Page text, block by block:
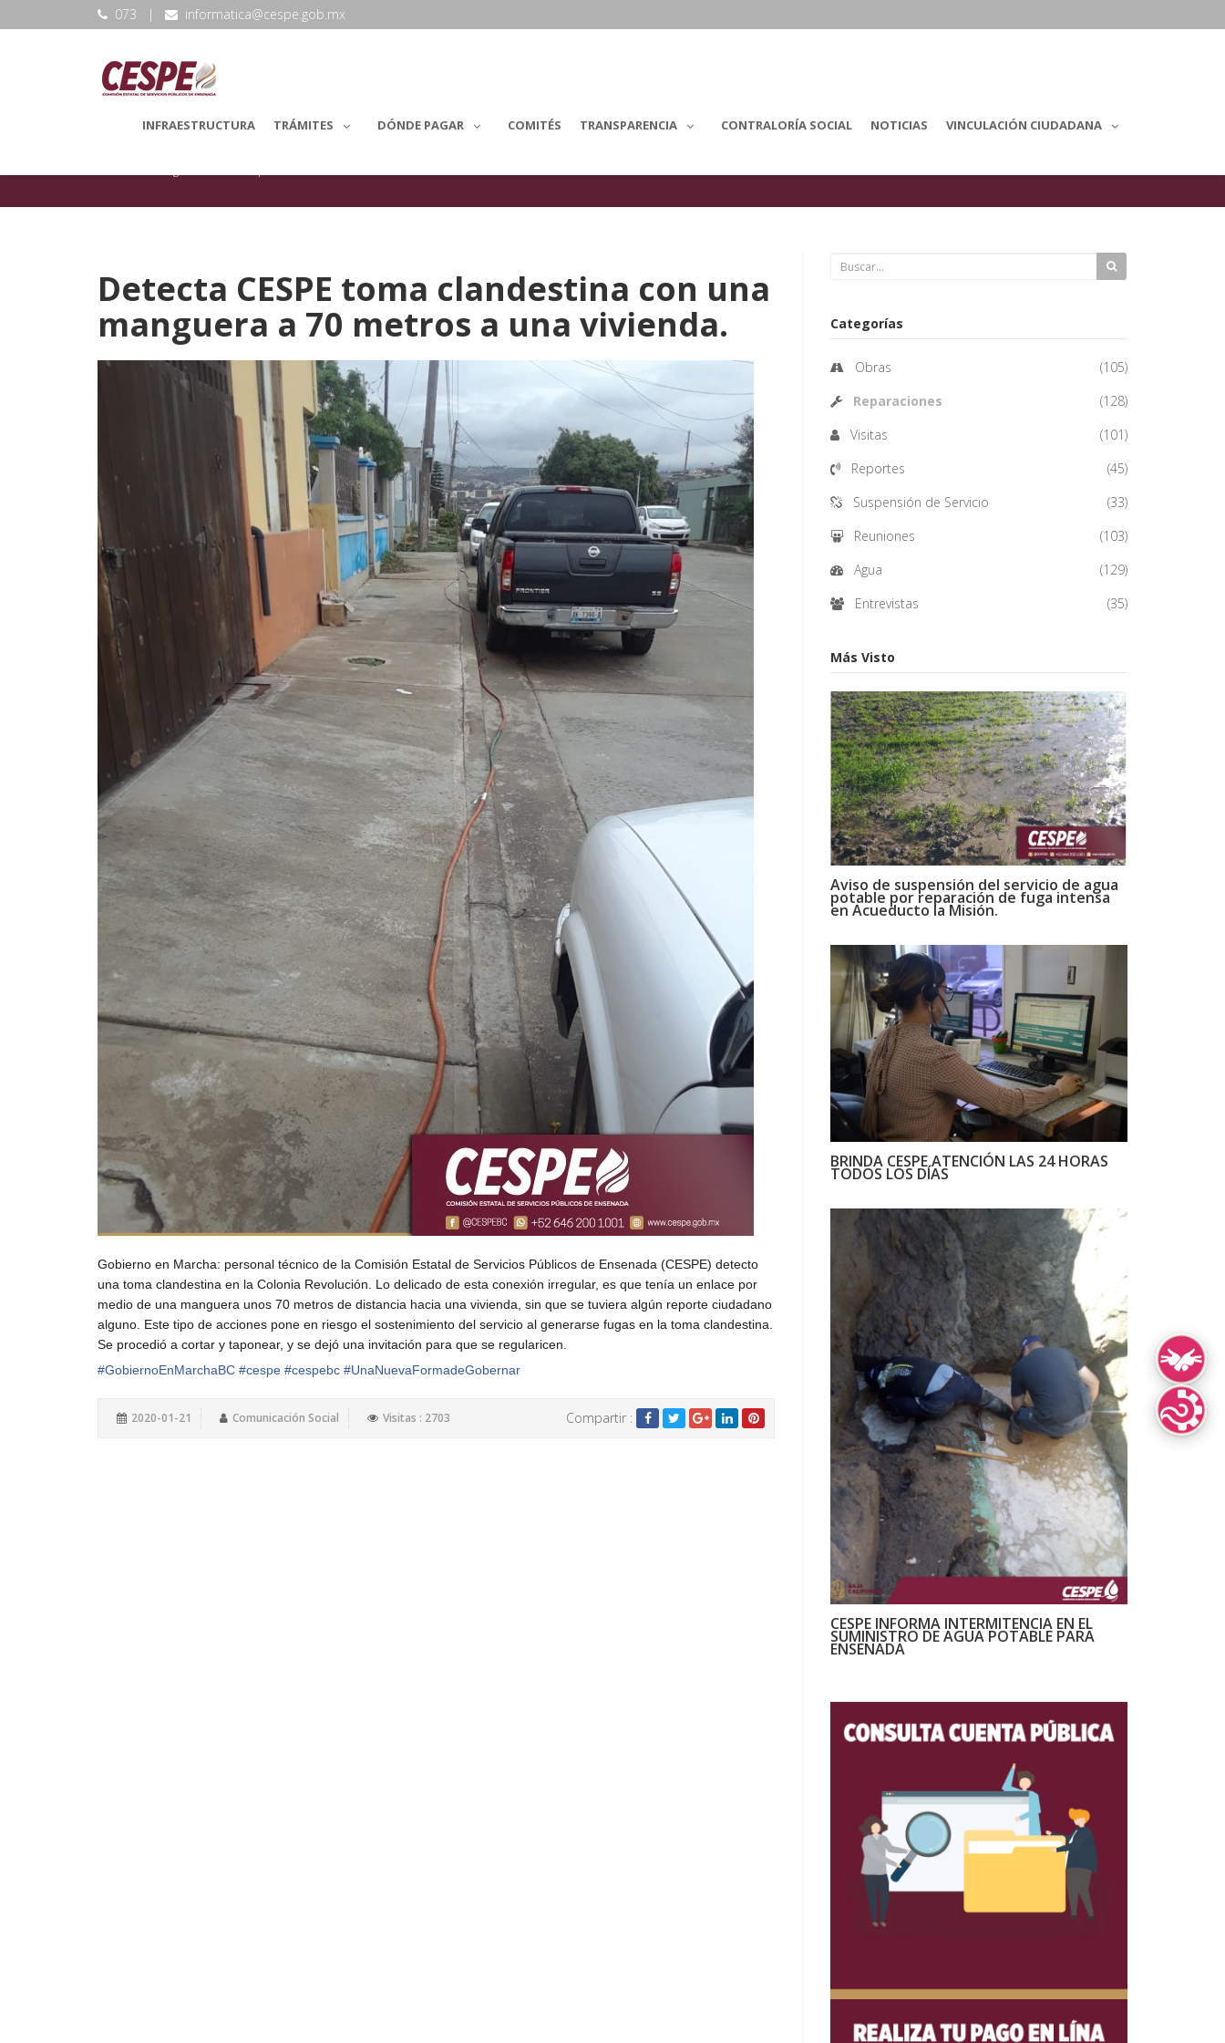
073 | informatica@cespe.gob.mx
INFRAESTRUCTURA TRÁMITES DÓNDE PAGAR COMITÉS TRANSPARENCIA CONTRALORÍA SOCIAL NOTICIAS VINCULACIÓN CIUDADANA
Detecta CESPE toma clandestina con una
manguera a 70 metros a una vivienda.
Gobierno en Marcha: personal técnico de la Comisión Estatal de Servicios Públicos de Ensenada (CESPE) detecto
una toma clandestina en la Colonia Revolución. Lo delicado de esta conexión irregular, es que tenía un enlace por
medio de una manguera unos 70 metros de distancia hacia una vivienda, sin que se tuviera algún reporte ciudadano
alguno. Este tipo de acciones pone en riesgo el sostenimiento del servicio al generarse fugas en la toma clandestina.
Se procedió a cortar y taponear, y se dejó una invitación para que se regularicen.
#GobiernoEnMarchaBC #cespe #cespebc #UnaNuevaFormadeGobernar
2020-01-21 Comunicación Social Visitas : 2703 Compartir :
Categorías
Obras
(105)
Reparaciones
(128)
Visitas
(101)
Reportes
(45)
Suspensión de Servicio
(33)
Reuniones
(103)
Agua
(129)
Entrevistas
(35)
Más Visto
Aviso de suspensión del servicio de agua
potable por reparación de fuga intensa
en Acueducto la Misión.
BRINDA CESPE ATENCIÓN LAS 24 HORAS
TODOS LOS DÍAS
CESPE INFORMA INTERMITENCIA EN EL
SUMINISTRO DE AGUA POTABLE PARA
ENSENADA
Lengua de
Lenguas